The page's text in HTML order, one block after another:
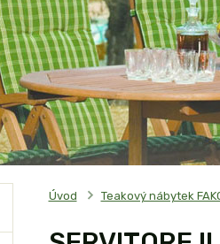
Úvod Teakový nábytek